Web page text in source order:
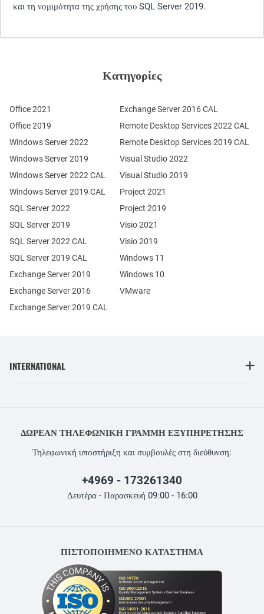
και τη νομιμότητα της χρήσης του SQL Server 2019.
Κατηγορίες
Office 2021
Office 2019
Windows Server 2022
Windows Server 2019
Exchange Server 2019
Exchange Server 2016
SQL Server 2022
SQL Server 2019
Windows Server 2022 CAL
Windows Server 2019 CAL
SQL Server 2022 CAL
SQL Server 2019 CAL
Remote Desktop Services 2022 CAL
Remote Desktop Services 2019 CAL
Exchange Server 2019 CAL
Exchange Server 2016 CAL
Visual Studio 2022
Visual Studio 2019
Project 2021
Project 2019
Visio 2021
Visio 2019
Windows 11
Windows 10
VMware
INTERNATIONAL
ΔΩΡΕΆΝ ΤΗΛΕΦΩΝΙΚΉ ΓΡΑΜΜΉ ΕΞΥΠΗΡΈΤΗΣΗΣ
Τηλεφωνική υποστήριξη και συμβουλές στη διεύθυνση:
+4969 - 173261340
Δευτέρα - Παρασκευή 09:00 - 16:00
ΠΙΣΤΟΠΟΙΗΜΕΝΟ ΚΑΤΑΣΤΗΜΑ